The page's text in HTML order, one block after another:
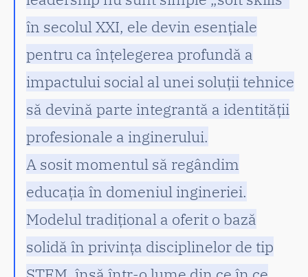
în secolul XXI, ele devin esențiale
pentru ca înțelegerea profundă a
impactului social al unei soluții tehnice
să devină parte integrantă a identității
profesionale a inginerului.
A sosit momentul să regândim
educația în domeniul ingineriei.
Modelul tradițional a oferit o bază
solidă în privința disciplinelor de tip